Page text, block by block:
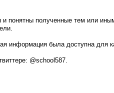
понятны полученные­ тем или
информация­­ была доступна для
@school587.